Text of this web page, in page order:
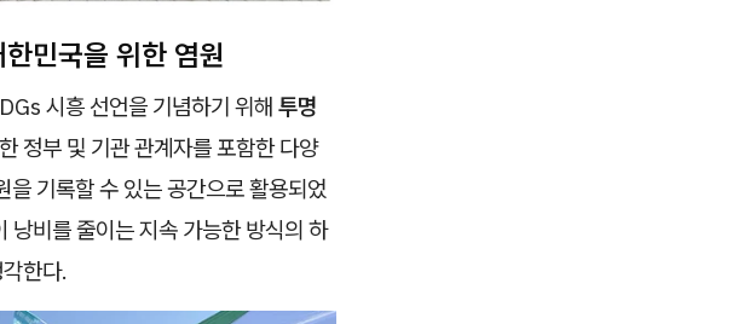
민국을 위한 염원
시흥 선언을 기념하기 위해 투명
정부 및 기관 관계자를 포함한 다양
기록할 수 있는 공간으로 활용되었
낭비를 줄이는 지속 가능한 방식의 하
한다.